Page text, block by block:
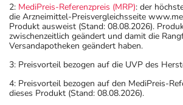
2: MediPreis-Referenzpreis (MRP): der
die Arzneimittel-Preisvergleichsseite
Produkt ausweist (Stand: 08.08.2026).
zwischenzeitlich geändert und damit die
Versandapotheken geändert haben.
3: Preisvorteil bezogen auf die UVP des
4: Preisvorteil bezogen auf den MediPreis-
dieses Produkt (Stand: 08.08.2026).